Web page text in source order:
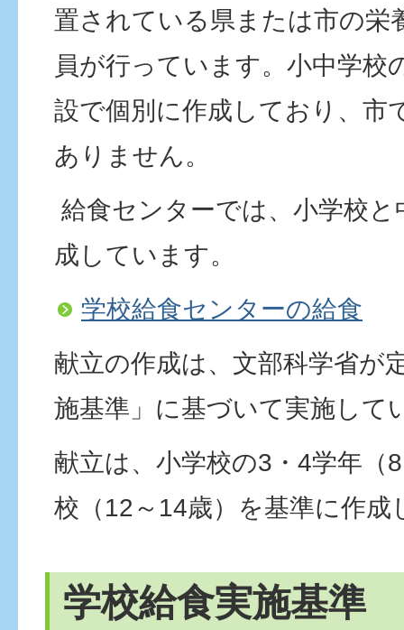
置されている県または市の栄
員が行っています。小中学校
設で個別に作成しており、市
ありません。
給食センターでは、小学校
成しています。
学校給食センターの給食
献立の作成は、文部科学省が
施基準」に基づいて実施して
献立は、小学校の3・4学年（
校（12～14歳）を基準に作成
学校給食実施基準